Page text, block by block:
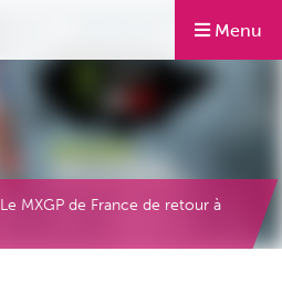
Menu
Le MXGP de France de retour à